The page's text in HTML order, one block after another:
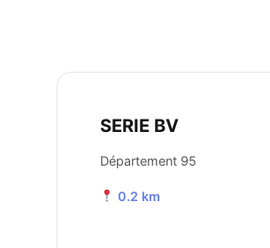
SERIE BV
Département 95
0.2 km